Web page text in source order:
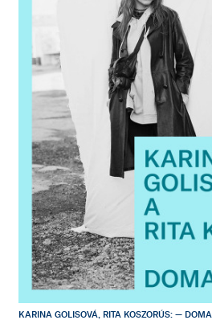
KARINA GOLISOVÁ, RITA KOSZORÚS: — DOMA